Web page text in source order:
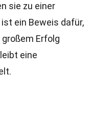
sie zu einer
ein Beweis dafür,
Erfolg
eine